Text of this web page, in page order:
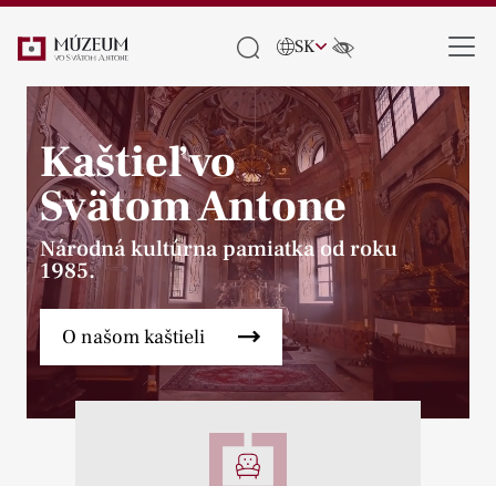
SK
Kaštieľ vo
Svätom Antone
Národná kultúrna pamiatka od roku
1985.
O našom kaštieli